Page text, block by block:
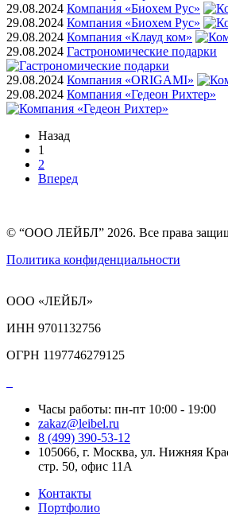
29.08.2024 Компания «Биохем Рус»
29.08.2024 Компания «Биохем Рус»
29.08.2024 Компания «Клауд ком»
29.08.2024 Гастрономические подарки
29.08.2024 Компания «ORIGAMI»
29.08.2024 Компания «Гедеон Рихтер»
Назад
1
2
Вперед
© “ООО ЛЕЙБЛ” 2026. Все права
Политика конфиденциальности
ООО «ЛЕЙБЛ»
ИНН 9701132756
ОГРН 1197746279125
Часы работы: пн-пт 10:00 - 19:00
zakaz@leibel.ru
8 (499) 390-53-12
105066, г. Москва, ул. Нижняя
стр. 50, офис 11А
Контакты
Портфолио